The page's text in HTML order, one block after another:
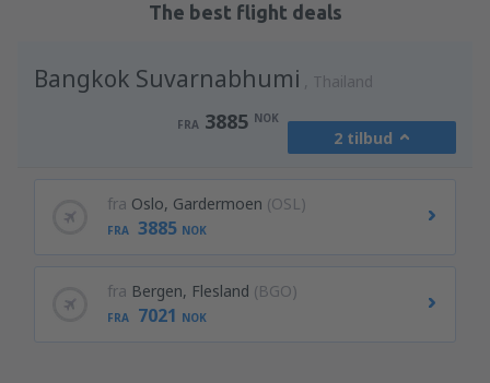
The best flight deals
Bangkok Suvarnabhumi Thailand
FRA 3885 NOK
2 tilbud
fra Oslo, Gardermoen (OSL)
FRA 3885 NOK
fra Bergen, Flesland (BGO)
FRA 7021 NOK